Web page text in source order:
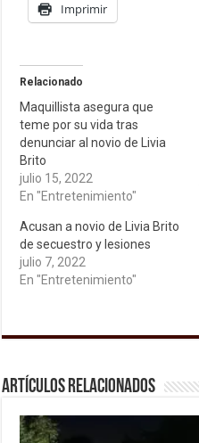
Imprimir
Relacionado
Maquillista asegura que
teme por su vida tras
denunciar al novio de Livia
Brito
julio 15, 2022
En "Entretenimiento"
Acusan a novio de Livia Brito
de secuestro y lesiones
julio 7, 2022
En "Entretenimiento"
Artículos relacionados